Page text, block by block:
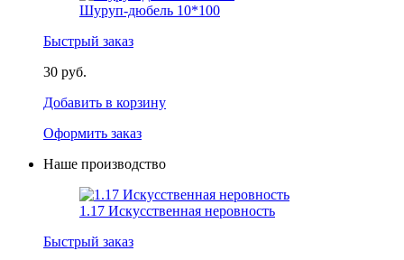
Шуруп-дюбель 10*100
Быстрый заказ
30 руб.
Добавить в корзину
Оформить заказ
Наше производство
1.17 Искусственная неровность
Быстрый заказ